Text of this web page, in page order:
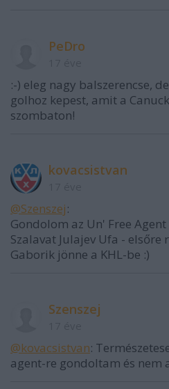
PeDro
:-) eleg nagy balszerencse,
golhoz kepest, amit a
szombaton!
kovacsistvan
@Szenszej:
Gondolom az Un' Free
Szalavat Julajev Ufa -
Gaborik jönne a KHL-be :)
Szenszej
@kovacsistvan:
agent-re gondoltam és nem